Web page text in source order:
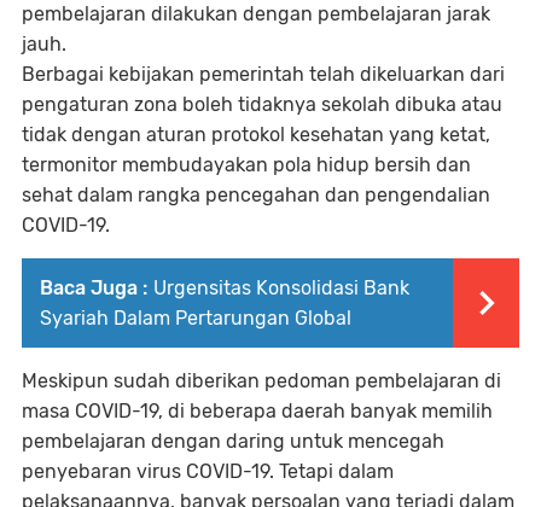
pembelajaran dilakukan dengan pembelajaran jarak
jauh.
Berbagai kebijakan pemerintah telah dikeluarkan dari
pengaturan zona boleh tidaknya sekolah dibuka atau
tidak dengan aturan protokol kesehatan yang ketat,
termonitor membudayakan pola hidup bersih dan
sehat dalam rangka pencegahan dan pengendalian
COVID-19.
Baca Juga : Urgensitas Konsolidasi Bank
Syariah Dalam Pertarungan Global
Meskipun sudah diberikan pedoman pembelajaran di
masa COVID-19, di beberapa daerah banyak memilih
pembelajaran dengan daring untuk mencegah
penyebaran virus COVID-19. Tetapi dalam
pelaksanaannya, banyak persoalan yang terjadi dalam